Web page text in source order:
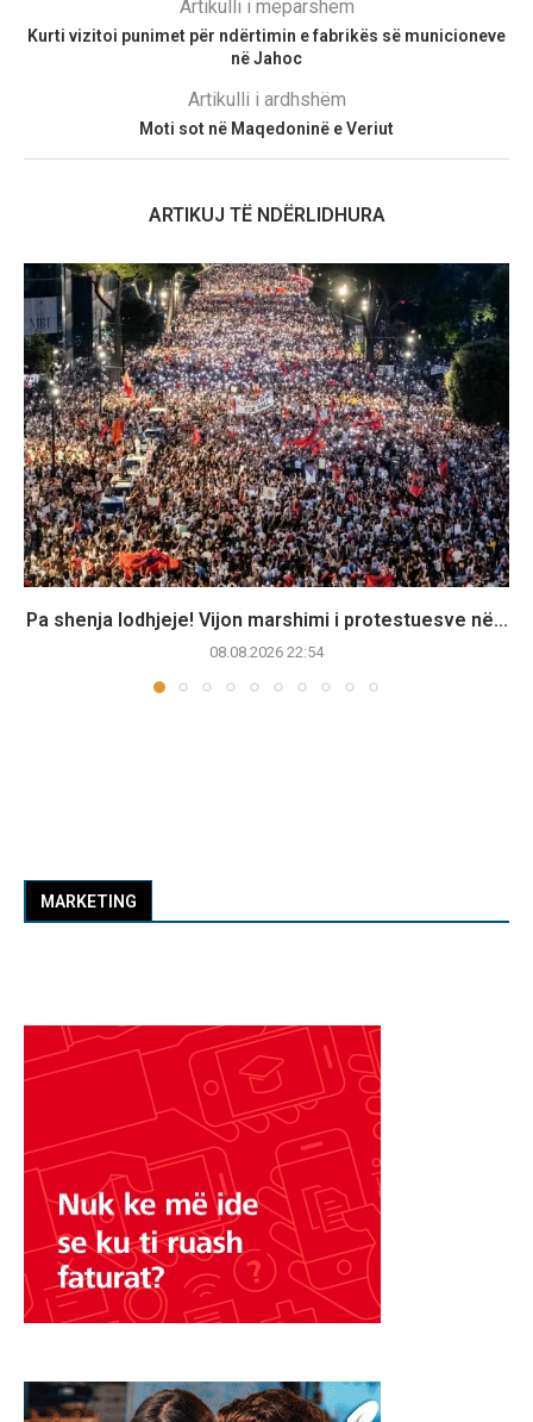
Artikulli i mëparshëm
Kurti vizitoi punimet për ndërtimin e fabrikës së municioneve
në Jahoc
Artikulli i ardhshëm
Moti sot në Maqedoninë e Veriut
ARTIKUJ TË NDËRLIDHURA
Pa shenja lodhjeje! Vijon marshimi i protestuesve në...
08.08.2026 22:54
MARKETING